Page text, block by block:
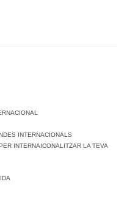
INTERNACIONALS
INTERNAICONALITZAR LA TEVA